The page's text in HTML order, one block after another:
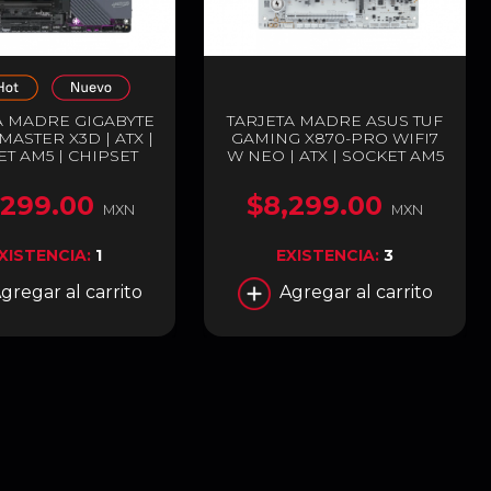
MADRE GIGABYTE
X3D | ATX |
AM5 | CHIPSET
HDMI / USB-C | WI-
5.4 |
| X870E A MASTER
MXN
1
al carrito
TARJETA MADRE ASUS TUF
GAMING X870-PRO WIFI7
W NEO | ATX | SOCKET AM5
DDR5 (HASTA 256GB) |
HDMI / USB-C | WI-FI 7 |
BLUETOOTH 5.4 | BLANCO |
WIFI7 W NEO
$8,299.00 MXN
EXISTENCIA:3
Agregar al carrito